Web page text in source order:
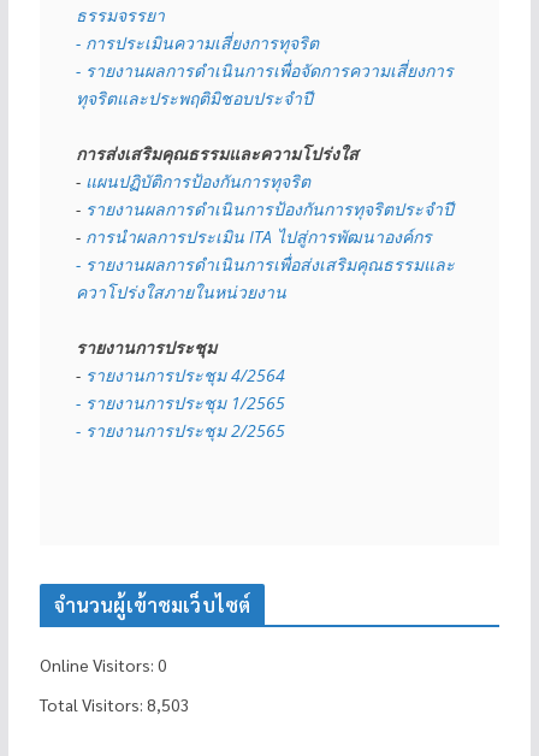
ธรรมจรรยา
- การประเมินความเสี่ยงการทุจริต
- รายงานผลการดำเนินการเพื่อจัดการความเสี่ยงการ
ทุจริตและประพฤติมิชอบประจำปี
การส่งเสริมคุณธรรมและความโปร่งใส
- แผนปฏิบัติการป้องกันการทุจริต
- รายงานผลการดำเนินการป้องกันการทุจริตประจำปี
- การนำผลการประเมิน ITA ไปสู่การพัฒนาองค์กร
- รายงานผลการดำเนินการเพื่อส่งเสริมคุณธรรมและ
ควาโปร่งใสภายในหน่วยงาน
รายงานการประชุม
- รายงานการประชุม 4/2564
- รายงานการประชุม 1/2565
- รายงานการประชุม 2/2565
จำนวนผู้เข้าชมเว็บไซต์
Online Visitors: 0
Total Visitors: 8,503